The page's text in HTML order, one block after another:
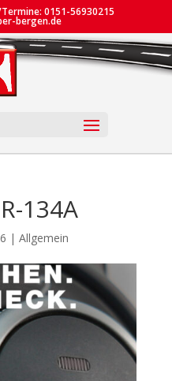
0151-56930215
bergen.de
134A
| Allgemein